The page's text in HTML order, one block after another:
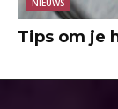
NIEUWS
Tips om je